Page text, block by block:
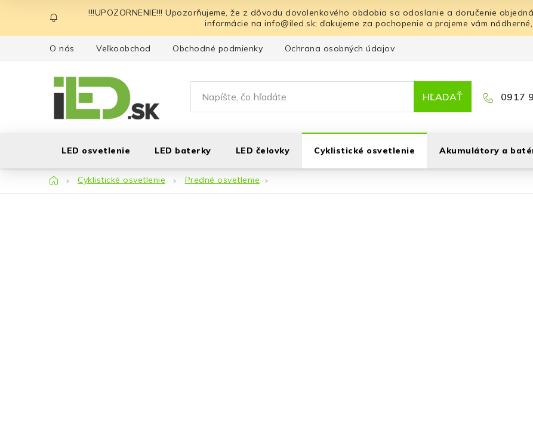
obsah
!!!UPOZORNENIE!!! Upozorňujeme, že z dôvodu dovolenkového obdobia sa odoslanie a doručenie
informácie na info@iled.sk; ďakujeme za pochopenie a prajeme vám
O nás Veľkoobchod Obchodné podmienky Ochrana osobných údajov
HĽADAŤ 0917
LED osvetlenie LED baterky LED čelovky Cyklistické osvetlenie Akumulátory a
DomovCyklistické osvetlenie Predné osvetlenie